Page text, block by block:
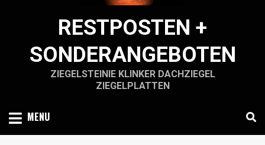
RESTPOSTEN +
SONDERANGEBOTEN
ZIEGELSTEINIE KLINKER DACHZIEGEL
ZIEGELPLATTEN
MENU